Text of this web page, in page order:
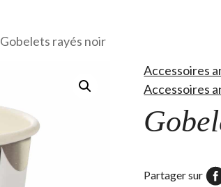
Gobelets rayés noir
Accessoires
Accessoires
Partager sur